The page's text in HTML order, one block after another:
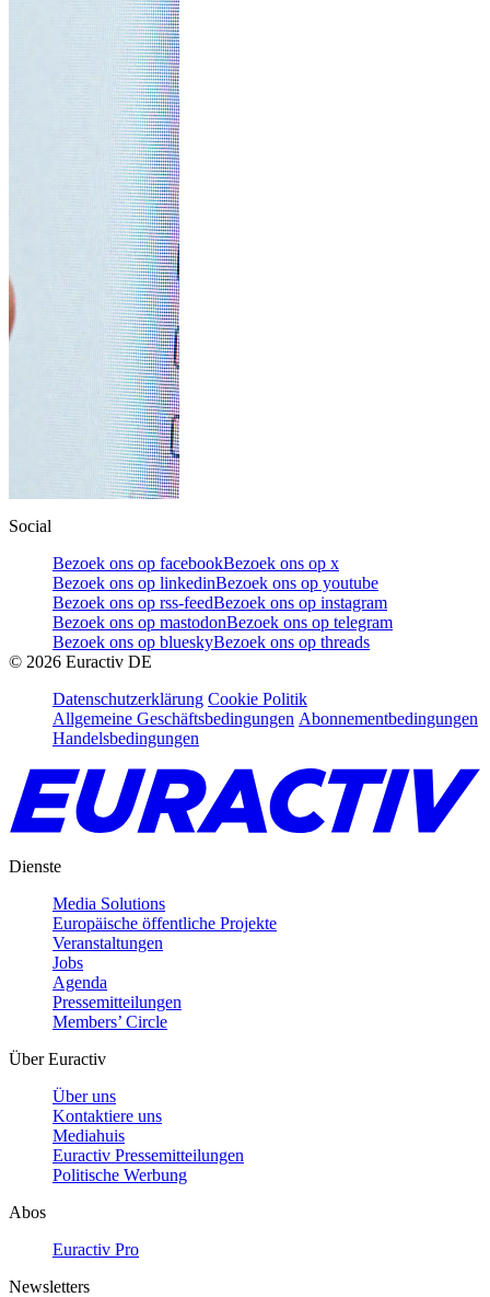
Social
Bezoek ons op facebookBezoek ons op x
Bezoek ons op linkedinBezoek ons op youtube
Bezoek ons op rss-feedBezoek ons op instagram
Bezoek ons op mastodonBezoek ons op telegram
Bezoek ons op blueskyBezoek ons op threads
© 2026 Euractiv DE
Datenschutzerklärung Cookie Politik
Allgemeine Geschäftsbedingungen Abonnementbedingungen
Handelsbedingungen
Dienste
Media Solutions
Europäische öffentliche Projekte
Veranstaltungen
Jobs
Agenda
Pressemitteilungen
Members’ Circle
Über Euractiv
Über uns
Kontaktiere uns
Mediahuis
Euractiv Pressemitteilungen
Politische Werbung
Abos
Euractiv Pro
Newsletters